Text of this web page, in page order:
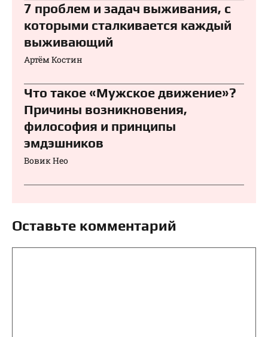
7 проблем и задач выживания, с
которыми сталкивается каждый
выживающий
Артём Костин
Что такое «Мужское движение»?
Причины возникновения,
философия и принципы
эмдэшников
Вовик Нео
Оставьте комментарий